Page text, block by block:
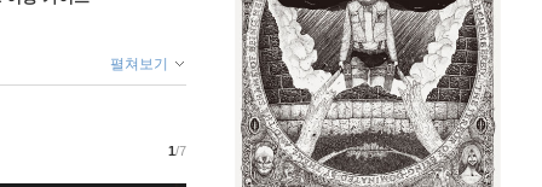
펼쳐보기
1/7